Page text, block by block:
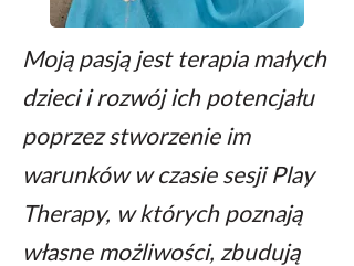
Moją pasją jest terapia małych
dzieci i rozwójich potencjału
poprzez stworzenie im
warunków w czasie sesji Play
Therapy, w których poznają
własne możliwości, zbudują